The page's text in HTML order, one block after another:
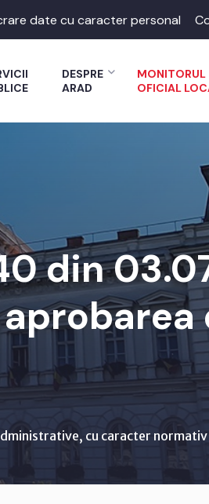
date cu caracter personal
DESPRE
ARAD
MONITORUL
OFICIAL
din
cu caracter